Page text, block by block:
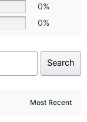
0%
0%
Search